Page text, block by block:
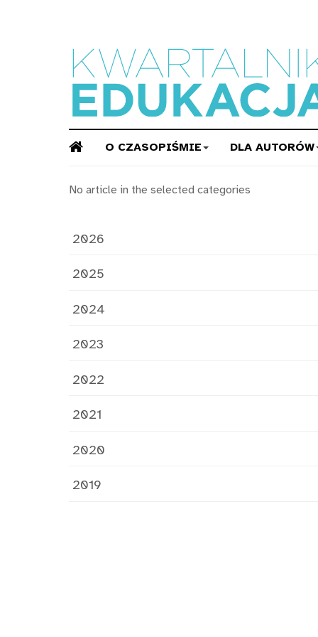
O CZASOPIŚMIE DLA AUTORÓW
No article in the selected categories
2026
2025
2024
2023
2022
2021
2020
2019